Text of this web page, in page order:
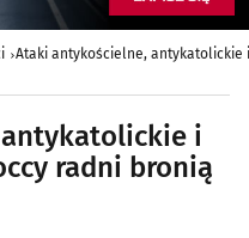
Ataki antykościelne, antykatolickie
i
radni bronią